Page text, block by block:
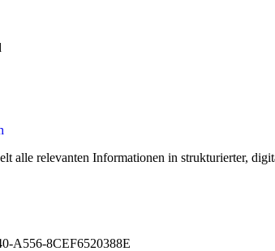
alle relevanten Informationen in strukturierter,
A556-8CEF6520388E